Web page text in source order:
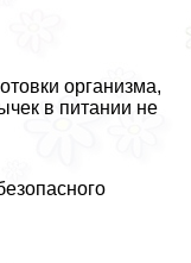
организма,
в питании не